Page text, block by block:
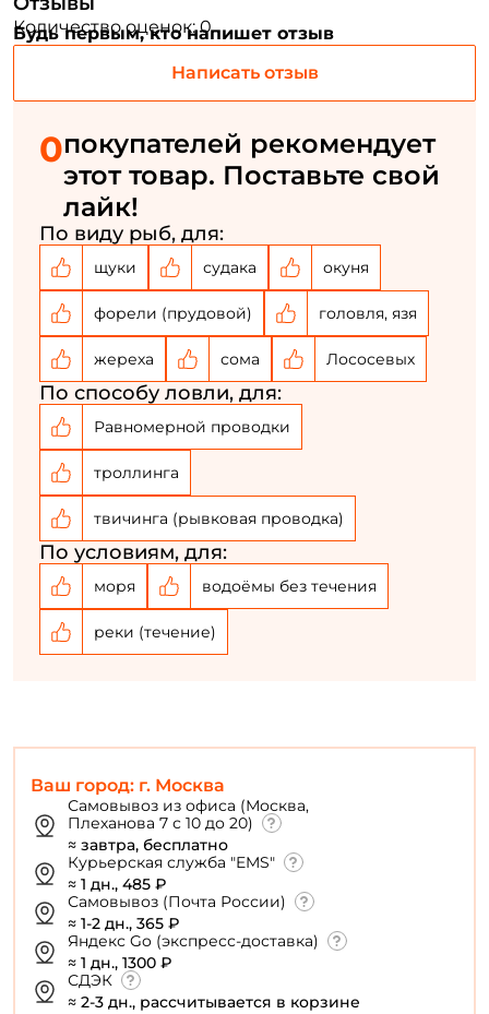
Ваш город: г. Москва
Самовывоз из офиса (Москва,
Плеханова 7 с 10 до 20)
≈ завтра, бесплатно
Курьерская служба "EMS"
≈ 1 дн., 485 ₽
Самовывоз (Почта России)
≈ 1-2 дн., 365 ₽
Яндекс Go (экспресс-доставка)
≈ 1 дн., 1300 ₽
СДЭК
≈ 2-3 дн., рассчитывается в корзине
Количество оценок: 0
Будь первым, кто напишет отзыв
Написать отзыв
0покупателей рекомендует
этот товар. Поставьте свой
лайк!
По виду рыб, для:
щуки судака окуня
форели (прудовой) головля, язя
жереха сома Лососевых
По способу ловли, для:
Равномерной проводки
троллинга
твичинга (рывковая проводка)
По условиям, для:
моря водоёмы без течения
реки (течение)
Создать аккаунт
ФИО: *
Email: *
Номер телефона: *
Придумайте пароль: *
Повторите пароль: *
Заполняя данную форму вы соглашаетесь на обработку
персональных данных
Создать аккаунт
У меня уже есть аккаунт